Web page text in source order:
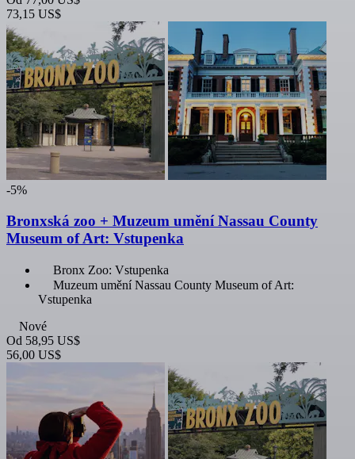
73,15 US$
-5%
Bronxská zoo + Muzeum umění Nassau County
Museum of Art: Vstupenka
Bronx Zoo: Vstupenka
Muzeum umění Nassau County Museum of Art:
Vstupenka
Nové
Od 58,95 US$
56,00 US$